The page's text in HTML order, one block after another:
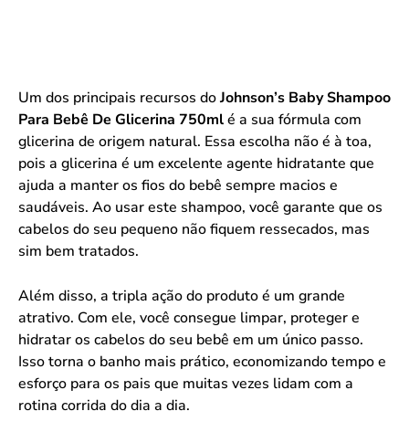
Um dos principais recursos doJohnson’s Baby Shampoo
Para Bebê De Glicerina 750mlé a sua fórmula com
glicerina de origem natural. Essa escolha não é à toa,
pois a glicerina é um excelente agente hidratante que
ajuda a manter os fios do bebê sempre macios e
saudáveis. Ao usar este shampoo, você garante que os
cabelos do seu pequeno não fiquem ressecados, mas
sim bem tratados.
Além disso, a tripla ação do produto é um grande
atrativo. Com ele, você consegue limpar, proteger e
hidratar os cabelos do seu bebê em um único passo.
Isso torna o banho mais prático, economizando tempo e
esforço para os pais que muitas vezes lidam com a
rotina corrida do dia a dia.